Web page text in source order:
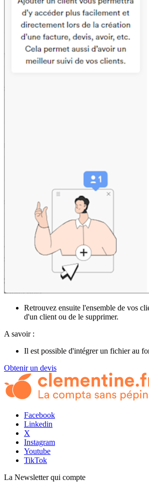
Retrouvez ensuite l'ensemble de vos
d'un client ou de le supprimer.
A savoir :
Il est possible d'intégrer un fichier au
Obtenir un devis
Facebook
Linkedin
X
Instagram
Youtube
TikTok
La Newsletterqui compte